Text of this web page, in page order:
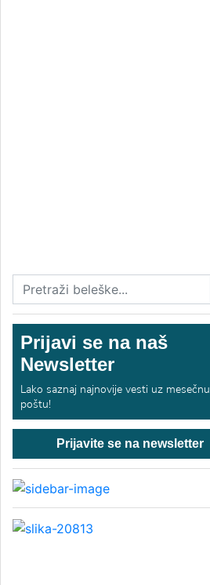
Prijavi se na naš
Newsletter
Lako saznaj najnovije vesti uz mesečnu
poštu!
Prijavite se na newsletter